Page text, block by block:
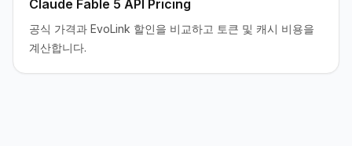
Claude Fable 5 API Pricing
공식 가격과 EvoLink 할인을 비교하고 토큰 및 캐시 비용을
계산합니다.